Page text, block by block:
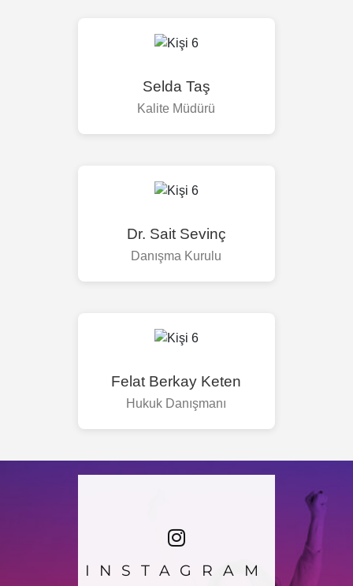
Selda Taş
Kalite Müdürü
Dr. Sait Sevinç
Danışma Kurulu
Felat Berkay Keten
Hukuk Danışmanı
INSTAGRAM